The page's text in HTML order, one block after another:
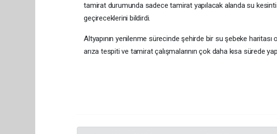
tamirat durumunda sadece tamirat yapılacak alanda su
geçireceklerini bildirdi.
Altyapının yenilenme sürecinde şehirde bir su şebeke haritası
arıza tespiti ve tamirat çalışmalarının çok daha kısa sürede